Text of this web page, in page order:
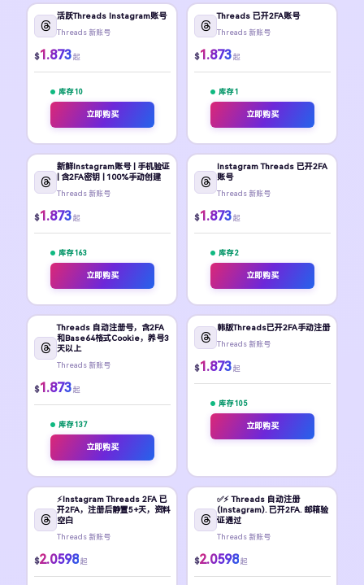
活跃Threads Instagram账号
Threads 新账号
$1.873 起
库存 10
立即购买
Threads 已开2FA账号
Threads 新账号
$1.873 起
库存 1
立即购买
新鲜Instagram账号 | 手机验证
| 含2FA密钥 | 100%手动创建
Threads 新账号
$1.873 起
库存 163
立即购买
Instagram Threads 已开2FA
账号
Threads 新账号
$1.873 起
库存 2
立即购买
Threads 自动注册号，含2FA
和Base64格式Cookie，养号3
天以上
Threads 新账号
$1.873 起
库存 137
立即购买
韩版Threads已开2FA手动注册
Threads 新账号
$1.873 起
库存 105
立即购买
⚡️Instagram Threads 2FA 已
开2FA，注册后静置5+天，资料
空白
Threads 新账号
$2.0598 起
✅⚡️ Threads 自动注册
(Instagram). 已开2FA. 邮箱验
证通过
Threads 新账号
$2.0598 起